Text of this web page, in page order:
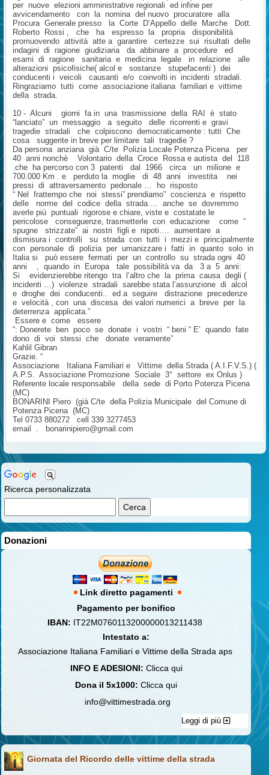
Ricerca personalizzata
Donazioni
Link diretto pagamenti
Pagamento per bonifico
IBAN: IT22M0760113200000013211438
Intestato a:
Associazione Italiana Familiari e Vittime della Strada aps
INFO E ADESIONI: Clicca qui
Dona il 5x1000: Clicca qui
info@vittimestrada.org
Leggi di più
Giornata del Ricordo delle vittime della strada
per nuove elezioni amministrative regionali ed infine per
avvicendamento con la nomina del nuovo procuratore alla
Procura Generale presso la Corte D’Appello delle Marche Dott.
Roberto Rossi , che ha espresso la propria disponibilità
promuovendo attività atte a garantire certezze sui risultati delle
indagini di ragione giudiziaria da abbinare a procedure ed
esami di ragione sanitaria e medicina legale in relazione alle
alterazioni psicofisiche( alcol e sostanze stupefacenti ) dei
conducenti i veicoli causanti e/o coinvolti in incidenti stradali.
Ringraziamo tutti come associazione italiana familiari e vittime
della strada.
10 - Alcuni giorni fa in una trasmissione della RAI è stato
“lanciato” un messaggio a seguito delle ricorrenti e gravi
tragedie stradali che colpiscono democraticamente : tutti Che
cosa suggerite in breve per limitare tali tragedie ?
Da persona anziana già C/te Polizia Locale Potenza Picena per
40 anni nonchè Volontario della Croce Rossa e autista del 118
.che ha percorso con 3 patenti dal 1966 circa un milione e
700.000 Km . e perduto la moglie di 48 anni investita nei
pressi di attraversamento pedonale … ho risposto
“ Nel frattempo che noi stessi” prendiamo” coscienza e rispetto
delle norme del codice della strada…. anche se dovremmo
averle più puntuali rigorose e chiare, viste e costatate le
pericolose conseguenze, trasmetterle con educazione come “
spugne strizzate” ai nostri figli e nipoti…. aumentare a
dismisura i controlli su strada con tutti i mezzi e principalmente
con personale di polizia per umanizzare i fatti in quanto solo in
Italia si può essere fermati per un controllo su strada ogni 40
anni , quando in Europa tale possibilità va da 3 a 5 anni:
Si evidenzierebbe ritengo tra l’altro che la prima causa degli (
incidenti …) violenze stradali sarebbe stata l’assunzione di alcol
e droghe dei conducenti.. ed a seguire distrazione precedenze
e velocità , con una discesa dei valori numerici a breve per la
deterrenza applicata.”
Essere e come essere
“: Donerete ben poco se donate i vostri “ beni “ E’ quando fate
dono di voi stessi che donate veramente”
Kahlil Gibran
Grazie. “
Associazione Italiana Familiari e Vittime della Strada ( A.I.F.V.S.) (
A.P.S. Associazione Promozione Sociale 3° settore ex Onlus )
Referente locale responsabile della sede di Porto Potenza Picena
(MC)
BONARINI Piero (già C/te della Polizia Municipale del Comune di
Potenza Picena (MC)
Tel 0733 880272 cell 339 3277453
email . bonarinipiero@gmail.com